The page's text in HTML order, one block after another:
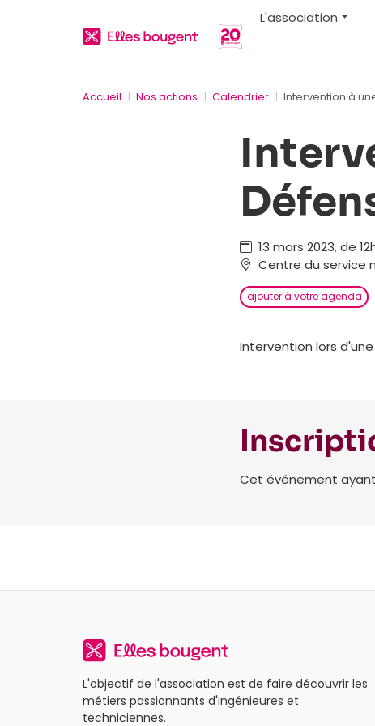
L'association
Accueil Nos actions Calendrier Intervention à
13 mars 2023, de
Centre du service
ajouter à votre agenda
Intervention lors
Cet événement
L'objectif de l'association est de faire découvrir les
métiers passionnants d'ingénieures et
techniciennes.